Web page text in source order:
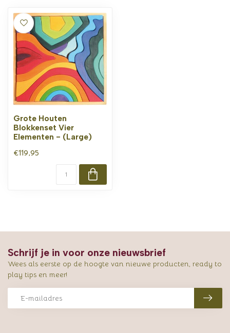
Grote Houten
Blokkenset Vier
Elementen - (Large)
€119,95
Schrijf je in voor onze nieuwsbrief
Wees als eerste op de hoogte van nieuwe producten, ready to
play tips en meer!